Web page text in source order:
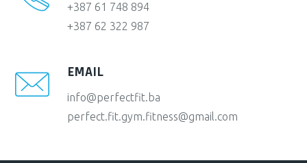
+387 61 748 894
+387 62 322 987
EMAIL
info@perfectfit.ba
perfect.fit.gym.fitness@gmail.com